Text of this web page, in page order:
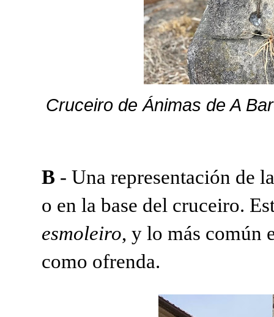
Cruceiro de Ánimas de A
B - Una representación de
o en la base del cruceiro.
esmoleiro, y lo más común
como ofrenda.